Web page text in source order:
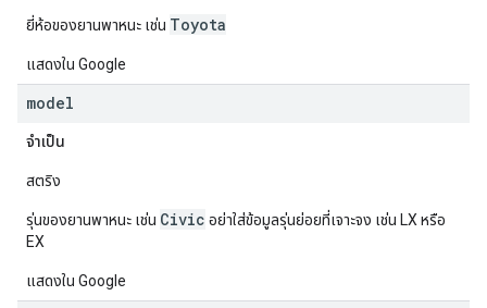
ยี่ห้อของยานพาหนะ เช่น Toyota
แสดงใน Google
model
จำเป็น
สตริง
รุ่นของยานพาหนะ เช่น Civic อย่าใส่ข้อมูลรุ่นย่อยที่เจาะจง เช่น LX หรือ
EX
แสดงใน Google